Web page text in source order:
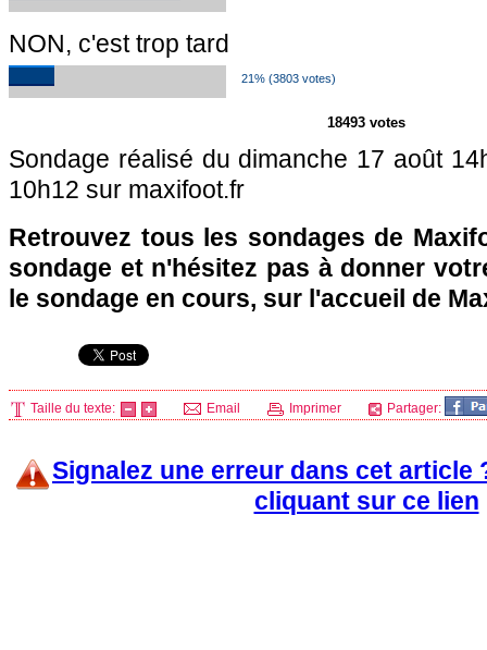
NON, c'est trop tard
21% (3803 votes)
18493 votes
Sondage réalisé du dimanche 17 août
10h12 sur maxifoot.fr
Retrouvez tous les sondages de
sondage et n'hésitez pas à donner
le sondage en cours, sur l'accueil de
Taille du texte: Email Imprimer Partager:
Signalez une erreur dans cet article
cliquant sur ce lien